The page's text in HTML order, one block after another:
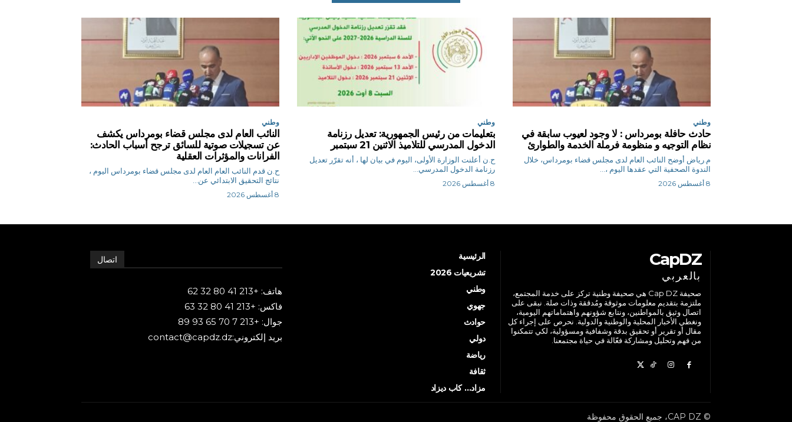
وطني
حادث حافلة بومرداس : لا وجود لعيوب سابقة في
نظام التوجيه و منظومة فرملة الخدمة والطوارئ
م.رياض أوضح النائب العام لدى مجلس قضاء بومرداس، خلال
الندوة الصحفية التي عقدها اليوم ،...
8 أغسطس 2026
وطني
بتعليمات من رئيس الجمهورية: تعديل رزنامة
الدخول المدرسي للتلاميذ الاثنين 21 سبتمبر
ح.ن أعلنت الوزارة الأولى، اليوم في بيان لها ، أنه تقرّر تعديل
رزنامة الدخول المدرسي...
8 أغسطس 2026
وطني
النائب العام لدى مجلس قضاء بومرداس يكشف
عن تسجيلات صوتية للسائق ترجح أسباب الحادث:
الفرانات والمؤثرات العقلية
ح.ن قدم النائب العام العام لدى مجلس قضاء بومرداس اليوم ،
نتائج التحقيق الابتدائي عن...
8 أغسطس 2026
CapDZ
بالعربي
صحيفة Cap DZ هي صحيفة وطنية تركز على خدمة المجتمع،
ملتزمة بتقديم معلومات موثوقة ومُدققة وذات صلة. نبقى على
اتصال وثيق بالمواطنين، ونتابع شؤونهم واهتماماتهم اليومية،
ونغطي الأخبار المحلية والوطنية والدولية. نحرص على إجراء كل
مقال أو تقرير أو تحقيق بدقة وشفافية ومسؤولية، لكي تتمكنوا
من فهم وتحليل ومشاركة فعّالة في حياة مجتمعنا.
الرئيسية
تشريعيات 2026
وطني
جهوي
حوادث
دولي
رياضة
ثقافة
مزاد… كاب ديزاد
اتصال
هاتف: +213 41 80 32 62
فاكس: +213 41 80 32 63
جوال: +213 7 70 65 93 89
بريد إلكتروني:contact@capdz.dz
© CAP DZ، جميع الحقوق محفوظة